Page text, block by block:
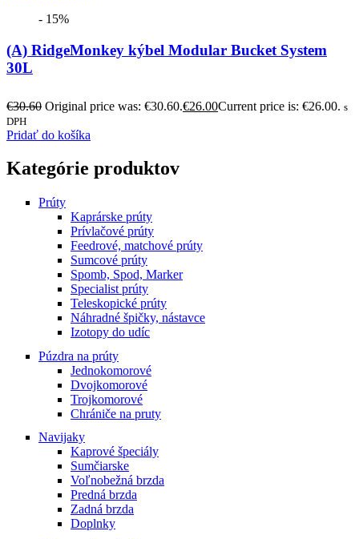
- 15%
(A) RidgeMonkey kýbel Modular Bucket System
30L
€30.60 Original price was: €30.60.€26.00Current price is: €26.00. s
DPH
Pridať do košíka
Kategórie produktov
Prúty
Kaprárske prúty
Prívlačové prúty
Feedrové, matchové prúty
Sumcové prúty
Spomb, Spod, Marker
Specialist prúty
Teleskopické prúty
Náhradné špičky, nástavce
Izotopy do udíc
Púzdra na prúty
Jednokomorové
Dvojkomorové
Trojkomorové
Chrániče na pruty
Navijaky
Kaprové špeciály
Sumčiarske
Voľnobežná brzda
Predná brzda
Zadná brzda
Doplnky